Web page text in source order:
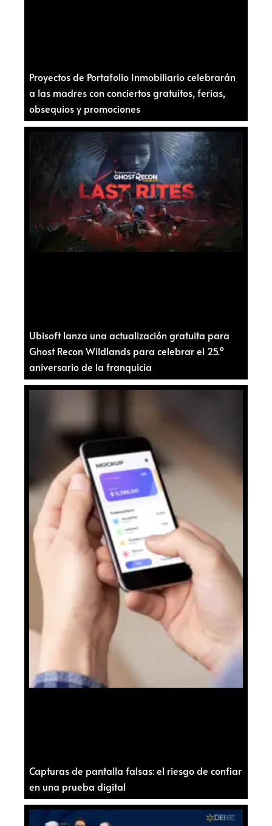
Proyectos de Portafolio Inmobiliario celebrarán
a las madres con conciertos gratuitos, ferias,
obsequios y promociones
Ubisoft lanza una actualización gratuita para
Ghost Recon Wildlands para celebrar el 25.º
aniversario de la franquicia
Capturas de pantalla falsas: el riesgo de confiar
en una prueba digital